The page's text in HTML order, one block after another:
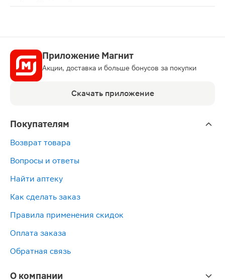
Приложение Магнит
Акции, доставка и больше бонусов за покупки
Скачать приложение
Покупателям
Возврат товара
Вопросы и ответы
Найти аптеку
Как сделать заказ
Правила применения скидок
Оплата заказа
Обратная связь
О компании